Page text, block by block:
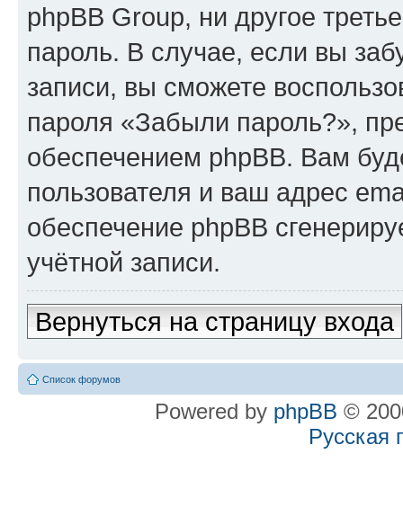
phpBB Group, ни другое
пароль. В случае, если вы
записи, вы сможете
пароля «Забыли пароль?»,
обеспечением phpBB. Вам
пользователя и ваш адрес
обеспечение phpBB
учётной записи.
Вернуться на страницу входа
Список форумов
Powered by phpBB ©
Русская